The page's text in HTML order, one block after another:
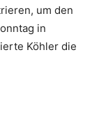
um den
in
Köhler die